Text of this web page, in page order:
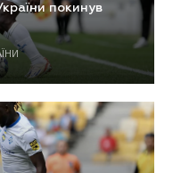
покинув